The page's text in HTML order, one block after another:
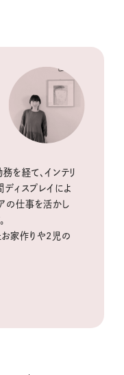
を経て、インテリ
ディスプレイによ
の仕事を活かし
お家作りや2児の